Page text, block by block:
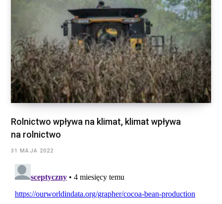
Rolnictwo wpływa na klimat, klimat wpływa
na rolnictwo
31 MAJA 2022